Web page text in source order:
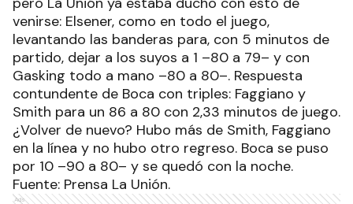
venirse: Elsener, como en todo el juego,
levantando las banderas para, con 5 minutos de
partido, dejar a los suyos a 1 –80 a 79– y con
Gasking todo a mano –80 a 80–. Respuesta
contundente de Boca con triples: Faggiano y
Smith para un 86 a 80 con 2,33 minutos de juego.
¿Volver de nuevo? Hubo más de Smith, Faggiano
en la línea y no hubo otro regreso. Boca se puso
por 10 –90 a 80– y se quedó con la noche.
Fuente: Prensa La Unión.
Ads